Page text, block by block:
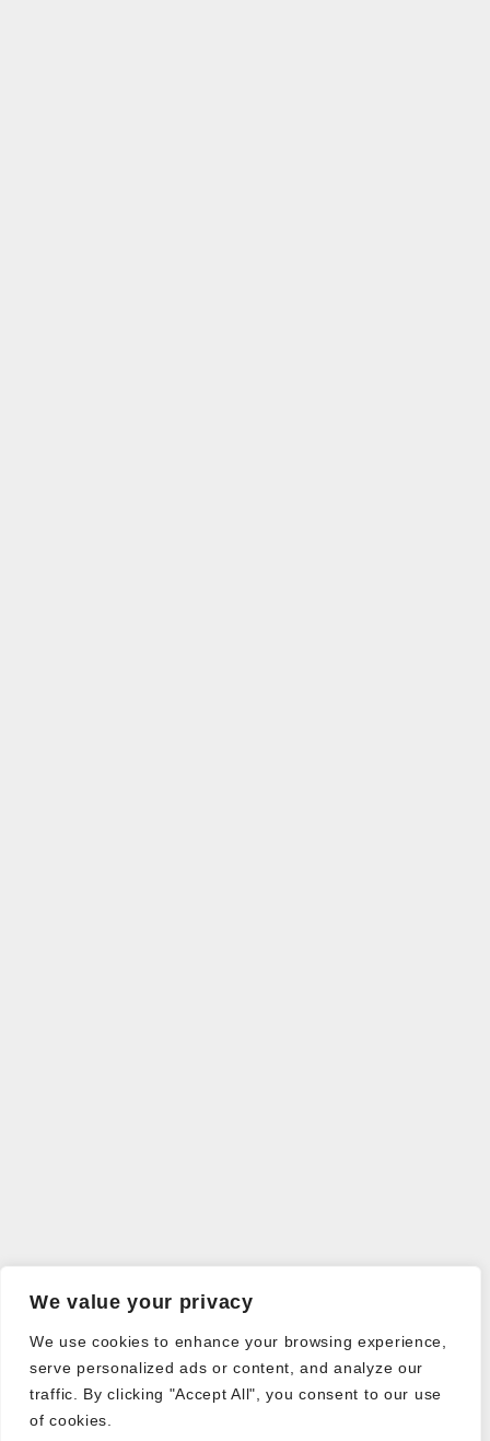
We value your privacy
We use cookies to enhance your browsing experience,
serve personalized ads or content, and analyze our
traffic. By clicking "Accept All", you consent to our use
of cookies.